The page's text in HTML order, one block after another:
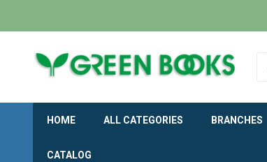
HOME ALL CATEGORIES BRANCHES
CATALOG